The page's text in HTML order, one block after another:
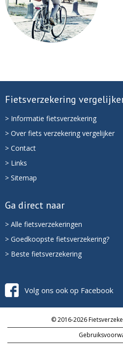
Fietsverzekering
> Informatie fietsverzekering
> Over fiets verzekering vergelijker
> Contact
> Links
> Sitemap
Ga direct naar
> Alle fietsverzekeringen
> Goedkoopste fietsverzekering?
> Beste fietsverzekering
Volg ons ook op Facebook
© 2016-2026